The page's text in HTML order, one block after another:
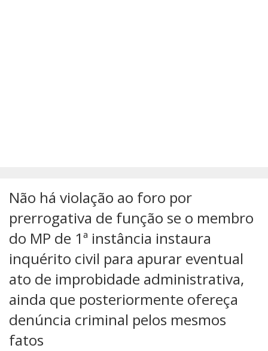
Não há violação ao foro por
prerrogativa de função se o membro
do MP de 1ª instância instaura
inquérito civil para apurar eventual
ato de improbidade administrativa,
ainda que posteriormente ofereça
denúncia criminal pelos mesmos
fatos